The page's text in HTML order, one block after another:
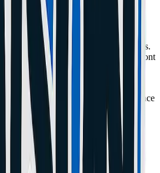
sur les pannes de caméra (photos
les problèmes de son (haut-
défectueux. La plupart de nos
moins d'une heure, sans rendez-vous.
gratuit et toutes nos interventions sont
pour la
réparation de votre
Cannet
. Qualité, rapidité et transparence